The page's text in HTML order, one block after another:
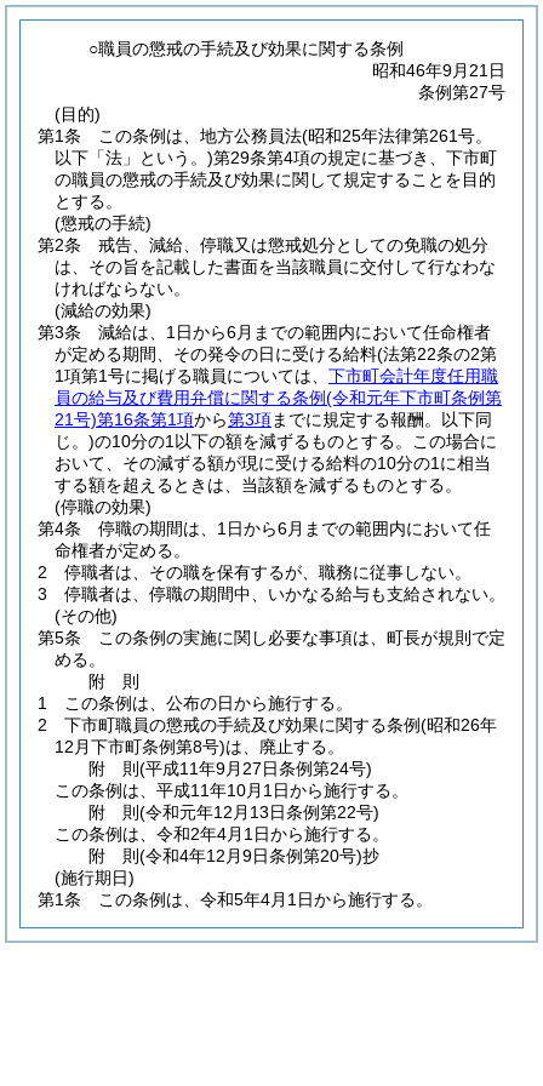
○職員の懲戒の手続及び効果に関する条例
昭和46年9月21日
条例第27号
(目的)
第1条
この条例は、地方公務員法(昭和25年法律第261号。
以下「法」という。)第29条第4項の規定に基づき、下市町
の職員の懲戒の手続及び効果に関して規定することを目的
とする。
(懲戒の手続)
第2条
戒告、減給、停職又は懲戒処分としての免職の処分
は、その旨を記載した書面を当該職員に交付して行なわな
ければならない。
(減給の効果)
第3条
減給は、1日から6月までの範囲内において任命権者
が定める期間、その発令の日に受ける給料(法第22条の2第
1項第1号に掲げる職員については、 下市町会計年度任用職
員の給与及び費用弁償に関する条例(令和元年下市町条例第
21号)第16条第1項から第3項までに規定する報酬。以下同
じ。)の10分の1以下の額を減ずるものとする。
この場合に
おいて、その減ずる額が現に受ける給料の10分の1に相当
する額を超えるときは、当該額を減ずるものとする。
(停職の効果)
第4条
停職の期間は、1日から6月までの範囲内において任
命権者が定める。
2
停職者は、その職を保有するが、職務に従事しない。
3
停職者は、停職の期間中、いかなる給与も支給されない。
(その他)
第5条
この条例の実施に関し必要な事項は、町長が規則で定
める。
附 則
1
この条例は、公布の日から施行する。
2
下市町職員の懲戒の手続及び効果に関する条例(昭和26年
12月下市町条例第8号)は、廃止する。
附 則(平成11年9月27日条例第24号)
この条例は、平成11年10月1日から施行する。
附 則(令和元年12月13日条例第22号)
この条例は、令和2年4月1日から施行する。
附 則(令和4年12月9日条例第20号)抄
(施行期日)
第1条
この条例は、令和5年4月1日から施行する。